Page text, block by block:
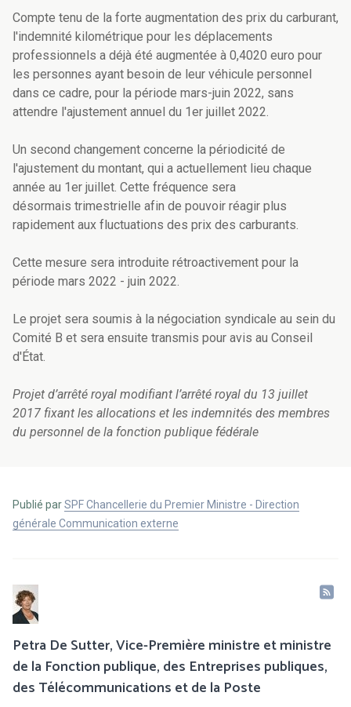
Compte tenu de la forte augmentation des prix du carburant,
l'indemnité kilométrique pour les déplacements
professionnels a déjà été augmentée à 0,4020 euro pour
les personnes ayant besoin de leur véhicule personnel
dans ce cadre, pour la période mars-juin 2022, sans
attendre l'ajustement annuel du 1er juillet 2022.
Un second changement concerne la périodicité de
l'ajustement du montant, qui a actuellement lieu chaque
année au 1er juillet. Cette fréquence sera
désormais trimestrielle afin de pouvoir réagir plus
rapidement aux fluctuations des prix des carburants.
Cette mesure sera introduite rétroactivement pour la
période mars 2022 - juin 2022.
Le projet sera soumis à la négociation syndicale au sein du
Comité B et sera ensuite transmis pour avis au Conseil
d'État.
Projet d’arrêté royal modifiant l’arrêté royal du 13 juillet
2017 fixant les allocations et les indemnités des membres
du personnel de la fonction publique fédérale
Publié parSPF Chancellerie du Premier Ministre - Direction
générale Communication externe
Petra De Sutter, Vice-Première ministre et ministre
de la Fonction publique, des Entreprises publiques,
des Télécommunications et de la Poste